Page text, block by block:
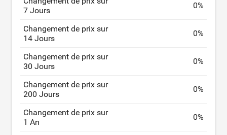
7 Jours
0%
Changement de prix sur
14 Jours
0%
Changement de prix sur
30 Jours
0%
Changement de prix sur
200 Jours
0%
Changement de prix sur
1 An
0%